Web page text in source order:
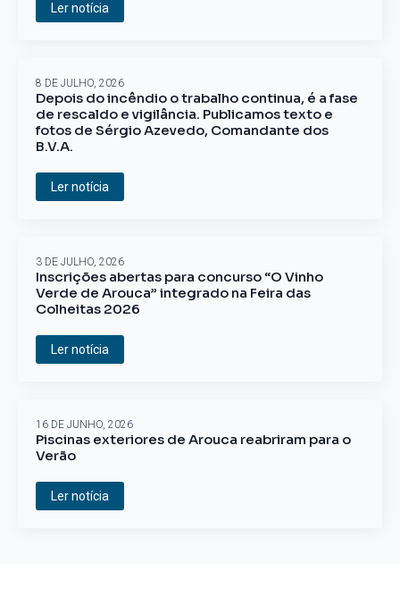
Ler notícia
Depois do incêndio o trabalho continua, é a fase
de rescaldo e vigilância. Publicamos texto e
fotos de Sérgio Azevedo, Comandante dos
B.V.A.
8 DE JULHO, 2026
Ler notícia
Inscrições abertas para concurso “O Vinho
Verde de Arouca” integrado na Feira das
Colheitas 2026
3 DE JULHO, 2026
Ler notícia
Piscinas exteriores de Arouca reabriram para o
Verão
16 DE JUNHO, 2026
Ler notícia